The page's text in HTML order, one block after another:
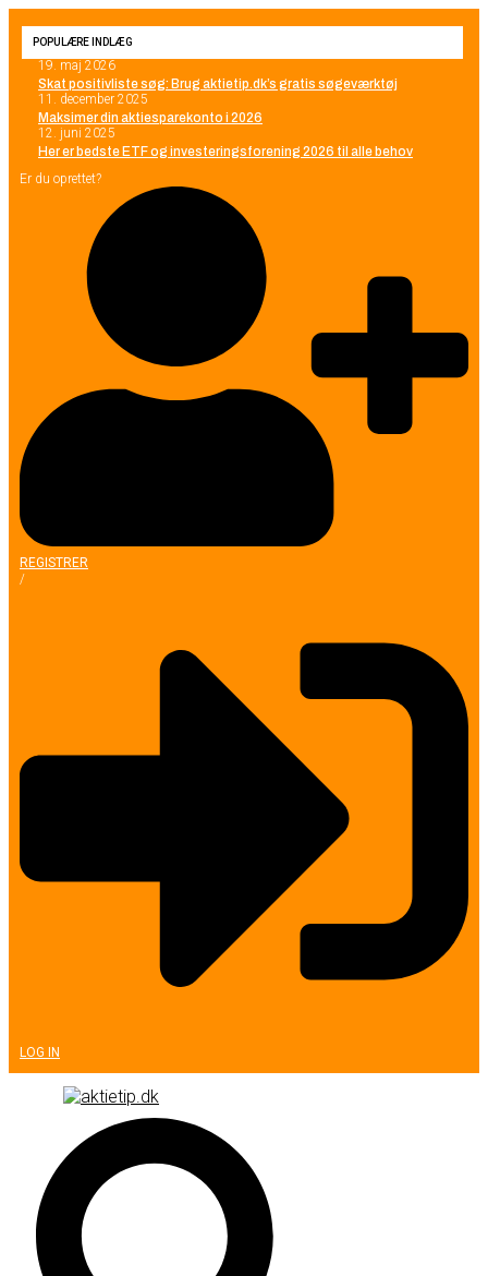
POPULÆRE INDLÆG
19. maj 2026
Skat positivliste søg: Brug aktietip.dk’s gratis søgeværktøj
11. december 2025
Maksimer din aktiesparekonto i 2026
12. juni 2025
Her er bedste ETF og investeringsforening 2026 til alle behov
Er du oprettet?
REGISTRER
/
LOG IN
SØG PÅ HJEMMESIDEN